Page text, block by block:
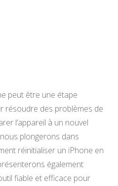
peut être une étape
résoudre des problèmes de
l’appareil à un nouvel
plongerons dans
réinitialiser un iPhone en
également
fiable et efficace pour